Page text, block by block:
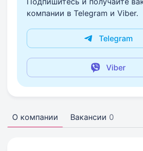
компании в Telegram и Viber.
Telegram
Viber
О компании Вакансии 0